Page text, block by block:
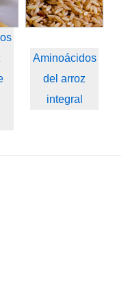
Aminoácidos
del arroz
integral